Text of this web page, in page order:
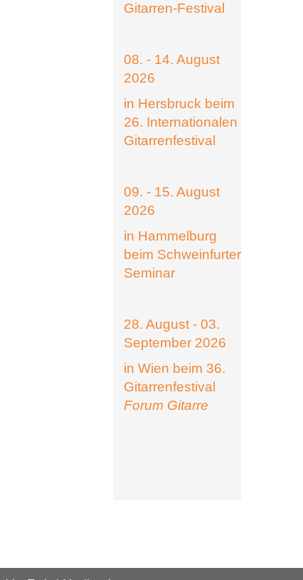
Gitarren-Festival
08. - 14. August
2026
in Hersbruck beim
26. Internationalen
Gitarrenfestival
09. - 15. August
2026
in Hammelburg
beim Schweinfurter
Seminar
28. August - 03.
September 2026
in Wien beim 36.
Gitarrenfestival
Forum Gitarre